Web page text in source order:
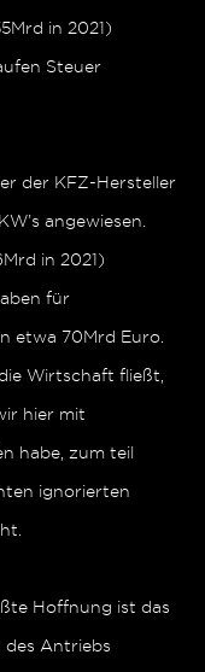
in 2021)
Steuer
der KFZ-Hersteller
angewiesen.
in 2021)
für
etwa 70Mrd Euro.
Wirtschaft fließt,
hier mit
habe, zum teil
ignorierten
Hoffnung ist das
des Antriebs